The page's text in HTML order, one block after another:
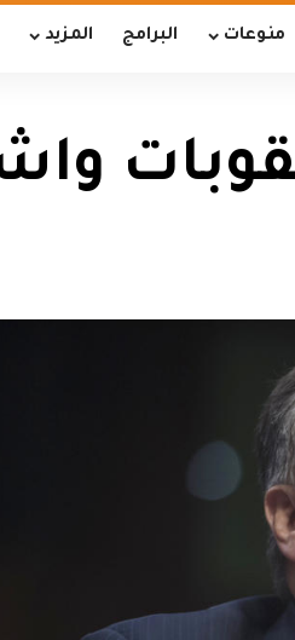
منوعات البرامج المزيد